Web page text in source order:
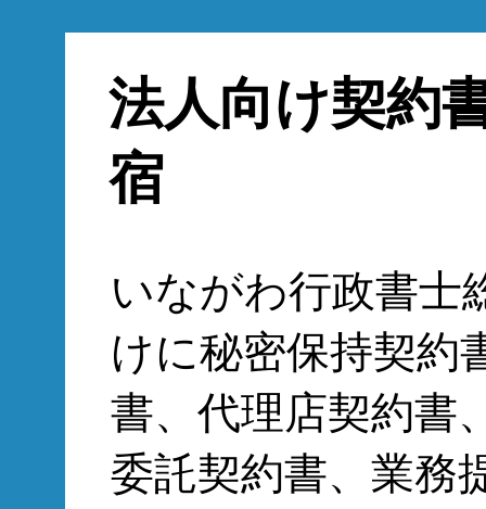
法人向け契約
宿
いながわ行政書士
けに秘密保持契約
書、代理店契約書
委託契約書、業務